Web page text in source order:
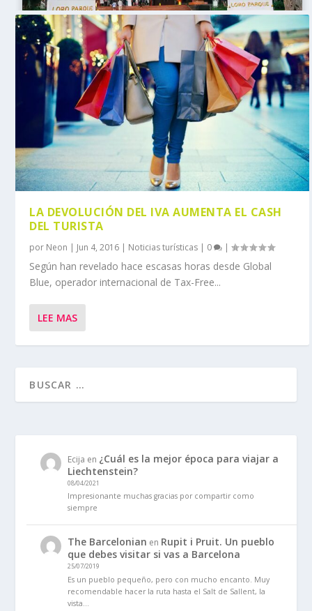
LA DEVOLUCIÓN DEL IVA AUMENTA EL CASH
DEL TURISTA
por Neon | Jun 4, 2016 | Noticias turísticas | 0 |
Según han revelado hace escasas horas desde Global
Blue, operador internacional de Tax-Free...
LEE MAS
Ecija en ¿Cuál es la mejor época para viajar a
Liechtenstein?
08/04/2021
Impresionante muchas gracias por compartir como
siempre
The Barcelonian en Rupit i Pruit. Un pueblo
que debes visitar si vas a Barcelona
25/07/2019
Es un pueblo pequeño, pero con mucho encanto. Muy
recomendable hacer la ruta hasta el Salt de Sallent, la
vista…